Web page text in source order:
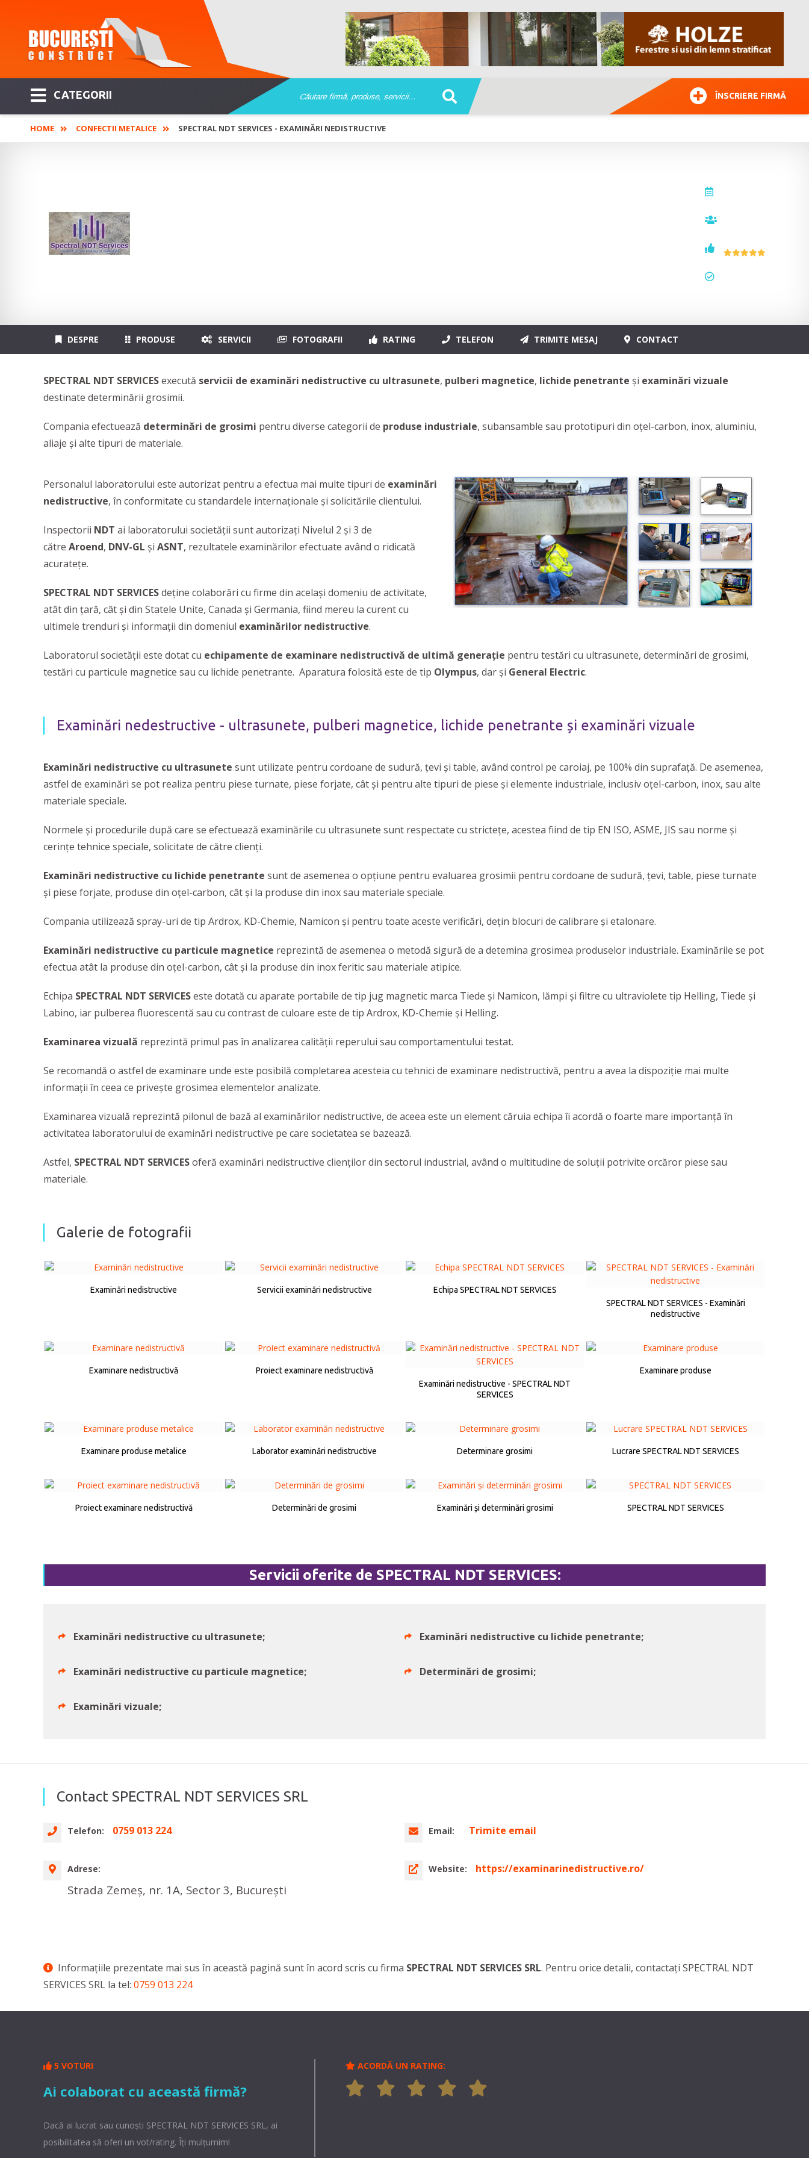
CATEGORII ÎNSCRIERE FIRMĂ
HOME CONFECTII METALICE SPECTRAL NDT SERVICES - EXAMINĂRI NEDISTRUCTIVE
DESPRE PRODUSE SERVICII FOTOGRAFII RATING TELEFON TRIMITE MESAJ CONTACT
SPECTRAL NDT SERVICESexecută servicii de examinări nedistructive cu ultrasunete, pulberi magnetice, lichide penetrante și examinări vizuale
destinate determinării grosimii.
Compania efectuează determinări de grosimi pentru diverse categorii de produse industriale, subansamble sau prototipuri din oțel-carbon, inox, aluminiu,
aliaje și alte tipuri de materiale.
Personalul laboratorului este autorizat pentru a efectua mai multe tipuri de examinări
nedistructive, în conformitate cu standardele internaţionale şi solicitările clientului.
Inspectorii NDT ai laboratorului societății sunt autorizați Nivelul 2 și 3 de
către Aroend, DNV-GL și ASNT, rezultatele examinărilor efectuate având o ridicată
acuratețe.
SPECTRAL NDT SERVICESdeţine colaborări cu firme din același domeniu de activitate,
atât din țară, cât și din Statele Unite, Canada și Germania, fiind mereu la curent cu
ultimele trenduri și informaţii din domeniul examinărilor nedistructive.
Laboratorul societății este dotat cu echipamente de examinare nedistructivă de ultimă generație pentru testări cu ultrasunete, determinări de grosimi,
testări cu particule magnetice sau cu lichide penetrante. Aparatura folosită este de tip Olympus, dar și General Electric.
Examinări nedestructive - ultrasunete, pulberi magnetice, lichide penetrante și examinări vizuale
Examinări nedistructive cu ultrasunete sunt utilizate pentru cordoane de sudură, țevi și table, având control pe caroiaj, pe 100% din suprafață. De asemenea,
astfel de examinări se pot realiza pentru piese turnate, piese forjate, cât și pentru alte tipuri de piese și elemente industriale, inclusiv oțel-carbon, inox, sau alte
materiale speciale.
Normele și procedurile după care se efectuează examinările cu ultrasunete sunt respectate cu strictețe, acestea fiind de tip EN ISO, ASME, JIS sau norme și
cerințe tehnice speciale, solicitate de către clienți.
Examinări nedistructive cu lichide penetrante sunt de asemenea o opțiune pentru evaluarea grosimii pentru cordoane de sudură, țevi, table, piese turnate
și piese forjate, produse din oțel-carbon, cât și la produse din inox sau materiale speciale.
Compania utilizează spray-uri de tip Ardrox, KD-Chemie, Namicon și pentru toate aceste verificări, dețin blocuri de calibrare și etalonare.
Examinări nedistructive cu particule magnetice reprezintă de asemenea o metodă sigură de a detemina grosimea produselor industriale. Examinările se pot
efectua atât la produse din oțel-carbon, cât și la produse din inox feritic sau materiale atipice.
Echipa SPECTRAL NDT SERVICESeste dotată cu aparate portabile de tip jug magnetic marca Tiede și Namicon, lămpi și filtre cu ultraviolete tip Helling, Tiede și
Labino, iar pulberea fluorescentă sau cu contrast de culoare este de tip Ardrox, KD-Chemie și Helling.
Examinarea vizuală reprezintă primul pas în analizarea calității reperului sau comportamentului testat.
Se recomandă o astfel de examinare unde este posibilă completarea acesteia cu tehnici de examinare nedistructivă, pentru a avea la dispoziție mai multe
informații în ceea ce privește grosimea elementelor analizate.
Examinarea vizuală reprezintă pilonul de bază al examinărilor nedistructive, de aceea este un element căruia echipa îi acordă o foarte mare importanță în
activitatea laboratorului de examinări nedistructive pe care societatea se bazează.
Astfel, SPECTRAL NDT SERVICESoferă examinări nedistructive clienților din sectorul industrial, având o multitudine de soluții potrivite orcăror piese sau
materiale.
Galerie de fotografii
Examinări nedistructive Servicii examinări nedistructive
Echipa SPECTRAL NDT SERVICES
SPECTRAL NDT SERVICES - Examinări
nedistructive
Examinare nedistructivă
Proiect examinare nedistructivă
Examinări nedistructive - SPECTRAL NDT
SERVICES
Examinare produse
Examinare produse metalice Laborator examinări nedistructive Determinare grosimi Lucrare SPECTRAL NDT SERVICES
Proiect examinare nedistructivă Determinări de grosimi Examinări și determinări grosimi SPECTRAL NDT SERVICES
Servicii oferite de SPECTRAL NDT SERVICES:
Examinări nedistructive cu ultrasunete; Examinări nedistructive cu lichide penetrante;
Examinări nedistructive cu particule magnetice; Determinări de grosimi;
Examinări vizuale;
Contact SPECTRAL NDT SERVICES SRL
Telefon: 0759 013 224 Email: Trimite email
Adrese:
Strada Zemeș, nr. 1A, Sector 3, București
Website: https://examinarinedistructive.ro/
Informaţiile prezentate mai sus în această pagină sunt în acord scris cu firma SPECTRAL NDT SERVICES SRL. Pentru orice detalii, contactaţi SPECTRAL NDT
SERVICES SRL la tel: 0759 013 224
5 VOTURI
Ai colaborat cu această firmă?
Dacă ai lucrat sau cunoşti SPECTRAL NDT SERVICES SRL, ai
posibilitatea să oferi un vot/rating. Îți mulțumim!
ACORDĂ UN RATING: